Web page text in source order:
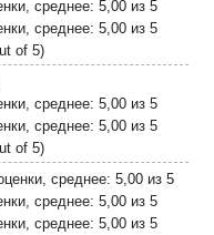
of 5)
of 5)